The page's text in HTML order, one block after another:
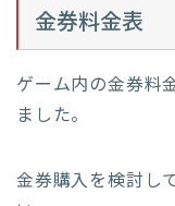
金券料金表
ゲーム内の金券料
ました。
金券購入を検討し